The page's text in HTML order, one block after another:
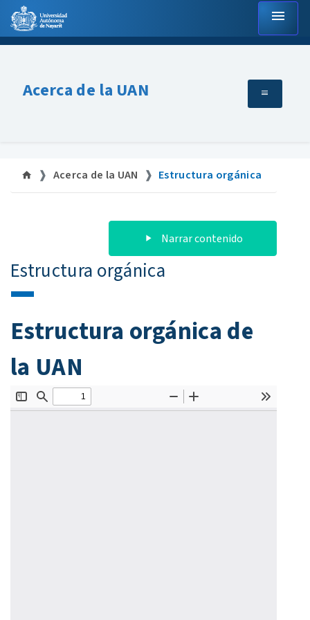
menu
Acerca de la UAN
Acerca de la UAN Estructura orgánica
Narrar contenido
Estructura orgánica
Estructura orgánica de
la UAN